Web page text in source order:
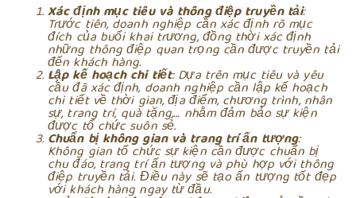
Xác định mục tiêu và thông điệp truyền tải:
Trước tiên, doanh nghiệp cần xác định rõ mục
đích của buổi khai trương, đồng thời xác định
những thông điệp quan trọng cần được truyền tải
đến khách hàng.
Lập kế hoạch chi tiết: Dựa trên mục tiêu và yêu
cầu đã xác định, doanh nghiệp cần lập kế hoạch
chi tiết về thời gian, địa điểm, chương trình, nhân
sự, trang trí, quà tặng,… nhằm đảm bảo sự kiện
được tổ chức suôn sẻ.
Chuẩn bị không gian và trang trí ấn tượng:
Không gian tổ chức sự kiện cần được chuẩn bị
chu đáo, trang trí ấn tượng và phù hợp với thông
điệp truyền tải. Điều này sẽ tạo ấn tượng tốt đẹp
với khách hàng ngay từ đầu.